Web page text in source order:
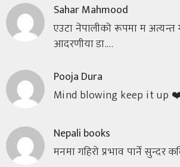
Sahar Mahmood
एउटा नेपालीको रूपमा म अत्यन्त
आदरणीया डा.…
Pooja Dura
Mind blowing keep it up
Nepali books
मनमा गहिरो प्रभाव पार्ने सुन्दर